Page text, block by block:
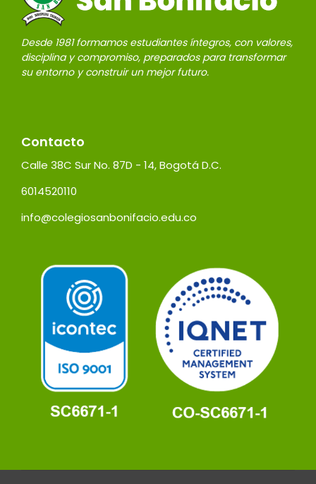
Desde 1981 formamos estudiantes íntegros, con valores,
disciplina y compromiso, preparados para transformar
su entorno y construir un mejor futuro.
Contacto
Calle 38C Sur No. 87D - 14, Bogotá D.C.
6014520110
info@colegiosanbonifacio.edu.co